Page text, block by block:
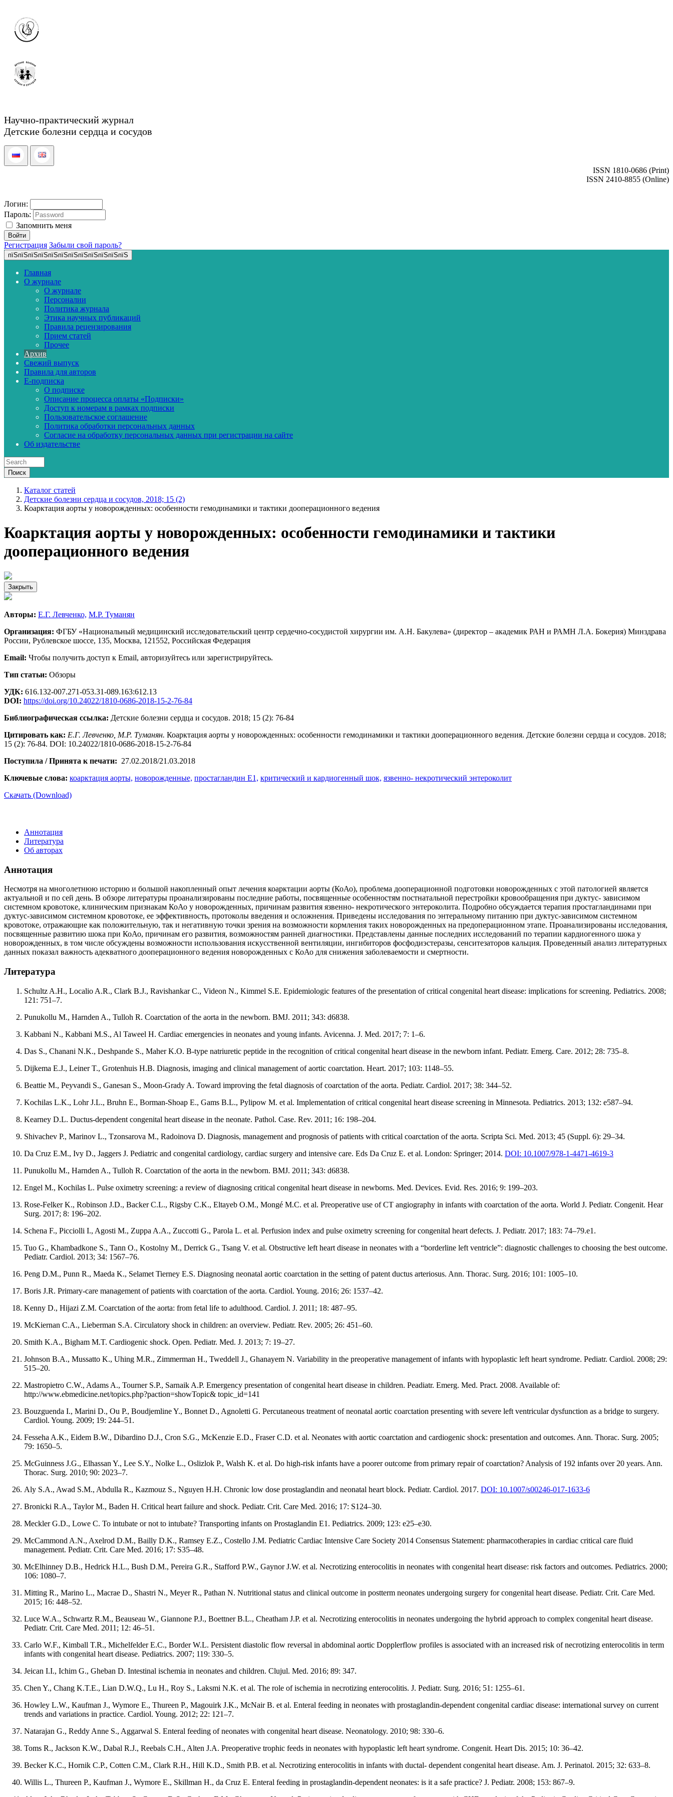
Научно-практический журнал
Детские болезни сердца и сосудов
ISSN 1810-0686 (Print)
ISSN 2410-8855 (Online)
Логин:
Пароль:
Запомнить меня
Регистрация Забыли свой пароль?
пїЅпїЅпїЅпїЅпїЅпїЅпїЅпїЅпїЅпїЅпїЅпїЅ
Главная
О журнале
О журнале
Персоналии
Политика журнала
Этика научных публикаций
Правила рецензирования
Прием статей
Прочее
Архив
Свежий выпуск
Правила для авторов
E-подписка
О подписке
Описание процесса оплаты «Подписки»
Доступ к номерам в рамках подписки
Пользовательское соглашение
Политика обработки персональных данных
Согласие на обработку персональных данных при регистрации на сайте
Об издательстве
Каталог статей
Детские болезни сердца и сосудов, 2018; 15 (2)
Коарктация аорты у новорожденных: особенности гемодинамики и тактики дооперационного ведения
Коарктация аорты у новорожденных: особенности гемодинамики и тактики
дооперационного ведения
Закрыть
Авторы: Е.Г. Левченко, М.Р. Туманян
Организация: ФГБУ «Национальный медицинский исследовательский центр сердечно-сосудистой хирургии им. А.Н. Бакулева» (директор – академик РАН и РАМН Л.А. Бокерия) Минздрава
России, Рублевское шоссе, 135, Москва, 121552, Российская Федерация
Email: Чтобы получить доступ к Email, авторизуйтесь или зарегистрируйтесь.
Тип статьи: Обзоры
УДК: 616.132-007.271-053.31-089.163:612.13
DOI: https://doi.org/10.24022/1810-0686-2018-15-2-76-84
Библиографическая ссылка: Детские болезни сердца и сосудов. 2018; 15 (2): 76-84
Цитировать как: Е.Г. Левченко, М.Р. Туманян. Коарктация аорты у новорожденных: особенности гемодинамики и тактики дооперационного ведения. Детские болезни сердца и сосудов. 2018;
15 (2): 76-84. DOI: 10.24022/1810-0686-2018-15-2-76-84
Поступила / Принята к печати: 27.02.2018/21.03.2018
Ключевые слова: коарктация аорты, новорожденные, простагландин Е1, критический и кардиогенный шок, язвенно- некротический энтероколит
Скачать (Download)
Аннотация
Литература
Об авторах
Аннотация
Несмотря на многолетнюю историю и большой накопленный опыт лечения коарктации аорты (КоАо), проблема дооперационной подготовки новорожденных с этой патологией является
актуальной и по сей день. В обзоре литературы проанализированы последние работы, посвященные особенностям постнатальной перестройки кровообращения при дуктус- зависимом
системном кровотоке, клиническим признакам КоАо у новорожденных, причинам развития язвенно- некротического энтероколита. Подробно обсуждается терапия простагландинами при
дуктус-зависимом системном кровотоке, ее эффективность, протоколы введения и осложнения. Приведены исследования по энтеральному питанию при дуктус-зависимом системном
кровотоке, отражающие как положительную, так и негативную точки зрения на возможности кормления таких новорожденных на предоперационном этапе. Проанализированы исследования,
посвященные развитию шока при КоАо, причинам его развития, возможностям ранней диагностики. Представлены данные последних исследований по терапии кардиогенного шока у
новорожденных, в том числе обсуждены возможности использования искусственной вентиляции, ингибиторов фосфодиэстеразы, сенситезаторов кальция. Проведенный анализ литературных
данных показал важность адекватного дооперационного ведения новорожденных с КоАо для снижения заболеваемости и смертности.
Литература
Schultz A.H., Localio A.R., Clark B.J., Ravishankar C., Videon N., Kimmel S.E. Epidemiologic features of the presentation of critical congenital heart disease: implications for screening. Pediatrics. 2008;
121: 751–7.
Punukollu M., Harnden A., Tulloh R. Coarctation of the aorta in the newborn. BMJ. 2011; 343: d6838.
Kabbani N., Kabbani M.S., Al Taweel H. Cardiac emergencies in neonates and young infants. Avicenna. J. Med. 2017; 7: 1–6.
Das S., Chanani N.K., Deshpande S., Maher K.O. B-type natriuretic peptide in the recognition of critical congenital heart disease in the newborn infant. Pediatr. Emerg. Care. 2012; 28: 735–8.
Dijkema E.J., Leiner T., Grotenhuis H.B. Diagnosis, imaging and clinical management of aortic coarctation. Heart. 2017; 103: 1148–55.
Beattie M., Peyvandi S., Ganesan S., Moon-Grady A. Toward improving the fetal diagnosis of coarctation of the aorta. Pediatr. Cardiol. 2017; 38: 344–52.
Kochilas L.K., Lohr J.L., Bruhn E., Borman-Shoap E., Gams B.L., Pylipow M. et al. Implementation of critical congenital heart disease screening in Minnesota. Pediatrics. 2013; 132: e587–94.
Kearney D.L. Ductus-dependent congenital heart disease in the neonate. Pathol. Case. Rev. 2011; 16: 198–204.
Shivachev P., Marinov L., Tzonsarova M., Radoinova D. Diagnosis, management and prognosis of patients with critical coarctation of the aorta. Scripta Sci. Med. 2013; 45 (Suppl. 6): 29–34.
Da Cruz E.M., Ivy D., Jaggers J. Pediatric and congenital cardiology, cardiac surgery and intensive care. Eds Da Cruz E. et al. London: Springer; 2014. DOI: 10.1007/978-1-4471-4619-3
Punukollu M., Harnden A., Tulloh R. Coarctation of the aorta in the newborn. BMJ. 2011; 343: d6838.
Engel M., Kochilas L. Pulse oximetry screening: a review of diagnosing critical congenital heart disease in newborns. Med. Devices. Evid. Res. 2016; 9: 199–203.
Rose-Felker K., Robinson J.D., Backer C.L., Rigsby C.K., Eltayeb O.M., Mongé M.C. et al. Preoperative use of CT angiography in infants with coarctation of the aorta. World J. Pediatr. Congenit. Hear
Surg. 2017; 8: 196–202.
Schena F., Picciolli I., Agosti M., Zuppa A.A., Zuccotti G., Parola L. et al. Perfusion index and pulse oximetry screening for congenital heart defects. J. Pediatr. 2017; 183: 74–79.e1.
Tuo G., Khambadkone S., Tann O., Kostolny M., Derrick G., Tsang V. et al. Obstructive left heart disease in neonates with a “borderline left ventricle”: diagnostic challenges to choosing the best outcome.
Pediatr. Cardiol. 2013; 34: 1567–76.
Peng D.M., Punn R., Maeda K., Selamet Tierney E.S. Diagnosing neonatal aortic coarctation in the setting of patent ductus arteriosus. Ann. Thorac. Surg. 2016; 101: 1005–10.
Boris J.R. Primary-care management of patients with coarctation of the aorta. Cardiol. Young. 2016; 26: 1537–42.
Kenny D., Hijazi Z.M. Coarctation of the aorta: from fetal life to adulthood. Cardiol. J. 2011; 18: 487–95.
McKiernan C.A., Lieberman S.A. Circulatory shock in children: an overview. Pediatr. Rev. 2005; 26: 451–60.
Smith K.A., Bigham M.T. Cardiogenic shock. Open. Pediatr. Med. J. 2013; 7: 19–27.
Johnson B.A., Mussatto K., Uhing M.R., Zimmerman H., Tweddell J., Ghanayem N. Variability in the preoperative management of infants with hypoplastic left heart syndrome. Pediatr. Cardiol. 2008; 29:
515–20.
Mastropietro C.W., Adams A., Tourner S.P., Sarnaik A.P. Emergency presentation of congenital heart disease in children. Peadiatr. Emerg. Med. Pract. 2008. Available of:
http://www.ebmedicine.net/topics.php?paction=showTopic& topic_id=141
Bouzguenda I., Marini D., Ou P., Boudjemline Y., Bonnet D., Agnoletti G. Percutaneous treatment of neonatal aortic coarctation presenting with severe left ventricular dysfunction as a bridge to surgery.
Cardiol. Young. 2009; 19: 244–51.
Fesseha A.K., Eidem B.W., Dibardino D.J., Cron S.G., McKenzie E.D., Fraser C.D. et al. Neonates with aortic coarctation and cardiogenic shock: presentation and outcomes. Ann. Thorac. Surg. 2005;
79: 1650–5.
McGuinness J.G., Elhassan Y., Lee S.Y., Nolke L., Oslizlok P., Walsh K. et al. Do high-risk infants have a poorer outcome from primary repair of coarctation? Analysis of 192 infants over 20 years. Ann.
Thorac. Surg. 2010; 90: 2023–7.
Aly S.A., Awad S.M., Abdulla R., Kazmouz S., Nguyen H.H. Chronic low dose prostaglandin and neonatal heart block. Pediatr. Cardiol. 2017. DOI: 10.1007/s00246-017-1633-6
Bronicki R.A., Taylor M., Baden H. Critical heart failure and shock. Pediatr. Crit. Care Med. 2016; 17: S124–30.
Meckler G.D., Lowe C. To intubate or not to intubate? Transporting infants on Prostaglandin E1. Pediatrics. 2009; 123: e25–e30.
McCammond A.N., Axelrod D.M., Bailly D.K., Ramsey E.Z., Costello J.M. Pediatric Cardiac Intensive Care Society 2014 Consensus Statement: pharmacotherapies in cardiac critical care fluid
management. Pediatr. Crit. Care Med. 2016; 17: S35–48.
McElhinney D.B., Hedrick H.L., Bush D.M., Pereira G.R., Stafford P.W., Gaynor J.W. et al. Necrotizing enterocolitis in neonates with congenital heart disease: risk factors and outcomes. Pediatrics. 2000;
106: 1080–7.
Mitting R., Marino L., Macrae D., Shastri N., Meyer R., Pathan N. Nutritional status and clinical outcome in postterm neonates undergoing surgery for congenital heart disease. Pediatr. Crit. Care Med.
2015; 16: 448–52.
Luce W.A., Schwartz R.M., Beauseau W., Giannone P.J., Boettner B.L., Cheatham J.P. et al. Necrotizing enterocolitis in neonates undergoing the hybrid approach to complex congenital heart disease.
Pediatr. Crit. Care Med. 2011; 12: 46–51.
Carlo W.F., Kimball T.R., Michelfelder E.C., Border W.L. Persistent diastolic flow reversal in abdominal aortic Dopplerflow profiles is associated with an increased risk of necrotizing enterocolitis in term
infants with congenital heart disease. Pediatrics. 2007; 119: 330–5.
Jeican I.I., Ichim G., Gheban D. Intestinal ischemia in neonates and children. Clujul. Med. 2016; 89: 347.
Chen Y., Chang K.T.E., Lian D.W.Q., Lu H., Roy S., Laksmi N.K. et al. The role of ischemia in necrotizing enterocolitis. J. Pediatr. Surg. 2016; 51: 1255–61.
Howley L.W., Kaufman J., Wymore E., Thureen P., Magouirk J.K., McNair B. et al. Enteral feeding in neonates with prostaglandin-dependent congenital cardiac disease: international survey on current
trends and variations in practice. Cardiol. Young. 2012; 22: 121–7.
Natarajan G., Reddy Anne S., Aggarwal S. Enteral feeding of neonates with congenital heart disease. Neonatology. 2010; 98: 330–6.
Toms R., Jackson K.W., Dabal R.J., Reebals C.H., Alten J.A. Preoperative trophic feeds in neonates with hypoplastic left heart syndrome. Congenit. Heart Dis. 2015; 10: 36–42.
Becker K.C., Hornik C.P., Cotten C.M., Clark R.H., Hill K.D., Smith P.B. et al. Necrotizing enterocolitis in infants with ductal- dependent congenital heart disease. Am. J. Perinatol. 2015; 32: 633–8.
Willis L., Thureen P., Kaufman J., Wymore E., Skillman H., da Cruz E. Enteral feeding in prostaglandin-dependent neonates: is it a safe practice? J. Pediatr. 2008; 153: 867–9.